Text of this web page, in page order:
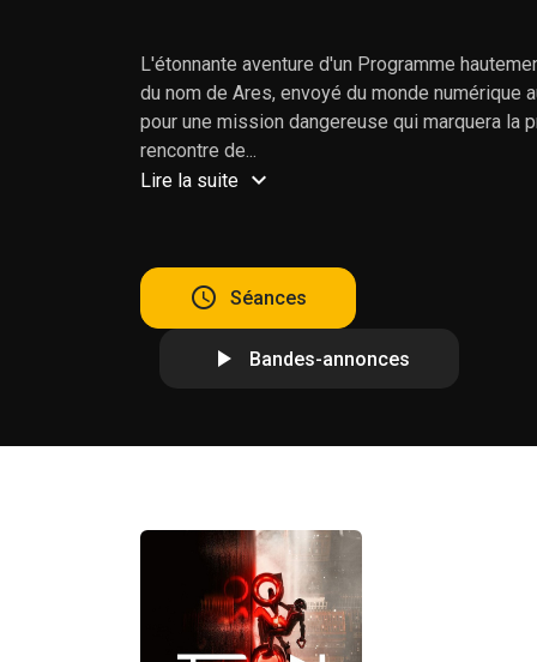
L'étonnante aventure d'un Programme
du nom de Ares, envoyé du monde numérique
pour une mission dangereuse qui marquera la
rencontre de...
Lire la suite
Séances
Bandes-annonces